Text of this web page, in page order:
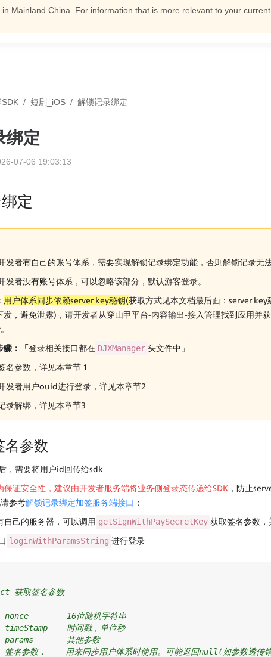
Mainland China. For information that is more relevant to your
SDK / 短剧_iOS / 解锁记录绑定
绑定
07-06 19:03:13
定
发者有自己的账号体系，需要实现解锁记录绑定功能，否则解锁记录无
发者没有账号体系，可以忽略该部分，默认游客登录。
用户体系同步依赖server key秘钥(获取方式见本文档最后面：server key
发，避免泄露)，请开发者从穿山甲平台-内容输出-接入管理找到应用并
骤：「登录相关接口都在 DJXManager 头文件中」
名参数，详见本章节 1
发者用户ouid进行登录，详见本章节2
录解绑，详见本章节3
名参数
，需要将用户id回传给sdk
保证安全性，建议由开发者服务端将业务侧登录态传递给SDK，防止
参考解锁记录绑定加签服务端接口 ；
自己的服务器，可以调用 getSignWithPaySecretKey 获取签名参数，
loginWithParamsString 进行登录
获取签名参数
nonce        16位随机字符串
timeStamp    时间戳，单位秒
params       其他参数
名参数，    用来同步用户体系时使用。可能返回null(如参数透传